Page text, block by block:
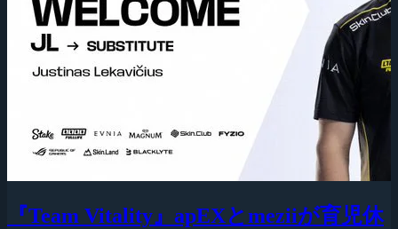
『Team Vitality』apEXとmeziiが育児休